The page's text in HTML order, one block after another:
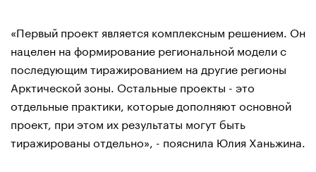
«Первый проект является комплексным решением. Он
нацелен на формирование региональной модели с
последующим тиражированием на другие регионы
Арктической зоны. Остальные проекты - это
отдельные практики, которые дополняют основной
проект, при этом их результаты могут быть
тиражированы отдельно», - пояснила Юлия Ханьжина.